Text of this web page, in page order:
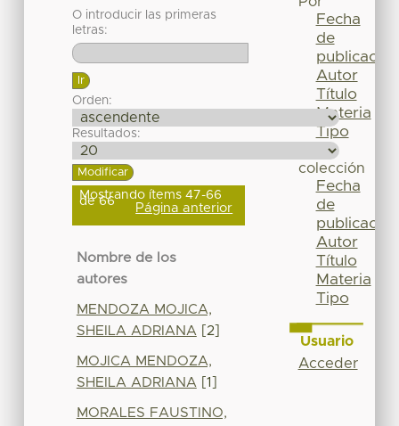
O introducir las primeras
letras:
Orden:
Resultados:
Mostrando ítems 47-66
de 66 Página anterior
Nombre de los
autores
MENDOZA MOJICA,
SHEILA ADRIANA [2]
MOJICA MENDOZA,
SHEILA ADRIANA [1]
MORALES FAUSTINO,
Fecha
de
publicación
Autor
Título
Materia
Tipo
colección
Fecha
de
publicación
Autor
Título
Materia
Tipo
Usuario
Acceder